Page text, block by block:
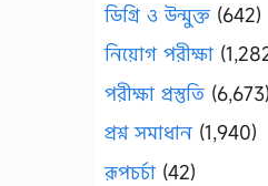
ডিগ্রি ও উন্মুক্ত (642)
নিয়োগ পরীক্ষা
পরীক্ষা প্রস্তুতি (6,673)
প্রশ্ন সমাধান (1,940)
রূপচর্চা (42)